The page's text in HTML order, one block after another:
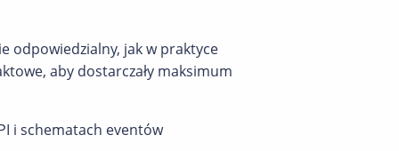
odpowiedzialny, jak w praktyce
aby dostarczały maksimum
i schematach eventów